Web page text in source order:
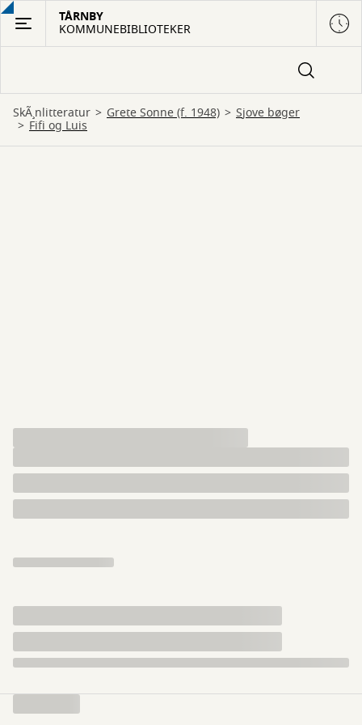
Gå
hovedindhold
TÅRNBY
KOMMUNEBIBLIOTEKER
SkÃ¸nlitteratur Grete Sonne (f. 1948) sjove bøger
Fifi og Luis